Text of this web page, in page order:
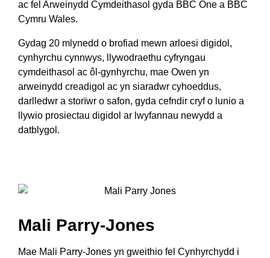
ac fel Arweinydd Cymdeithasol gyda BBC One a BBC
Cymru Wales.
Gydag 20 mlynedd o brofiad mewn arloesi digidol,
cynhyrchu cynnwys, llywodraethu cyfryngau
cymdeithasol ac ôl-gynhyrchu, mae Owen yn
arweinydd creadigol ac yn siaradwr cyhoeddus,
darlledwr a storïwr o safon, gyda cefndir cryf o lunio a
llywio prosiectau digidol ar lwyfannau newydd a
datblygol.
Mali Parry-Jones
Mae Mali Parry-Jones yn gweithio fel Cynhyrchydd i